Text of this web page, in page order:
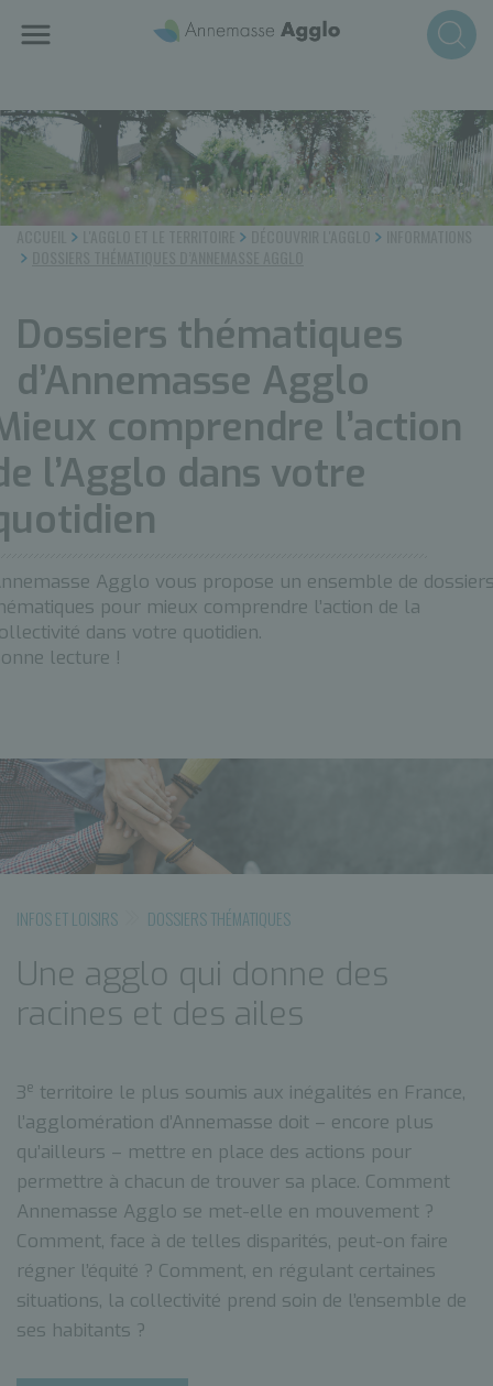
Dossiers thématiques
d’Annemasse Agglo
comprendre l’action
l’Agglo dans votre
Agglo vous propose un ensemble de
pour mieux comprendre l’action de la
dans votre quotidien.
lecture !
INFOS ET LOISIRS DOSSIERS THÉMATIQUES
Une agglo qui donne des
racines et des ailes
3e territoire le plus soumis aux inégalités en France,
l’agglomération d’Annemasse doit – encore plus
qu’ailleurs – mettre en place des actions pour
permettre à chacun de trouver sa place. Comment
Annemasse Agglo se met-elle en mouvement ?
Comment, face à de telles disparités, peut-on faire
régner l’équité ? Comment, en régulant certaines
situations, la collectivité prend soin de l’ensemble de
ses habitants ?